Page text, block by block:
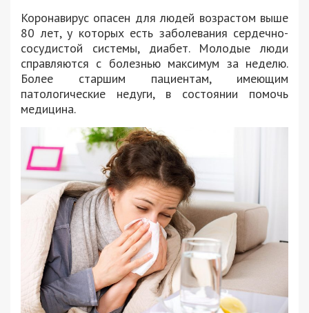
Коронавирус опасен для людей возрастом выше
80 лет, у которых есть заболевания сердечно-
сосудистой системы, диабет. Молодые люди
справляются с болезнью максимум за неделю.
Более старшим пациентам, имеющим
патологические недуги, в состоянии помочь
медицина.